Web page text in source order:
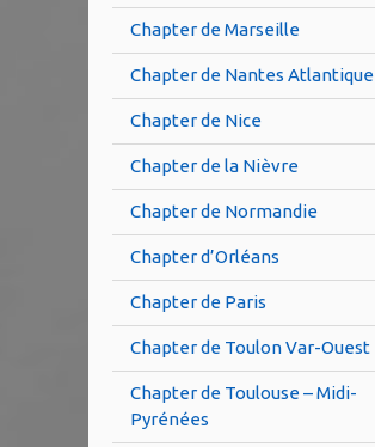
Chapter de Marseille
Chapter de Nantes Atlantique
Chapter de Nice
Chapter de la Nièvre
Chapter de Normandie
Chapter d’Orléans
Chapter de Paris
Chapter de Toulon Var-Ouest
Chapter de Toulouse – Midi-
Pyrénées